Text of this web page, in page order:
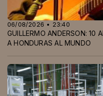
06/08/2026 • 23:40
GUILLERMO ANDERSON: 10
A HONDURAS AL MUNDO